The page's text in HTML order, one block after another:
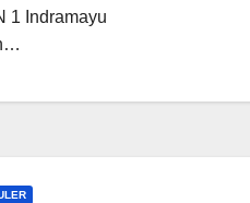
1 Indramayu